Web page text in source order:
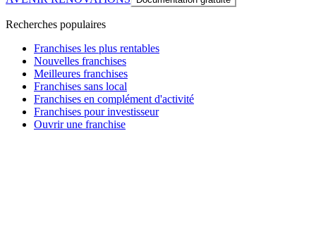
Recherches populaires
Franchises les plus rentables
Nouvelles franchises
Meilleures franchises
Franchises sans local
Franchises en complément d'activité
Franchises pour investisseur
Ouvrir une franchise